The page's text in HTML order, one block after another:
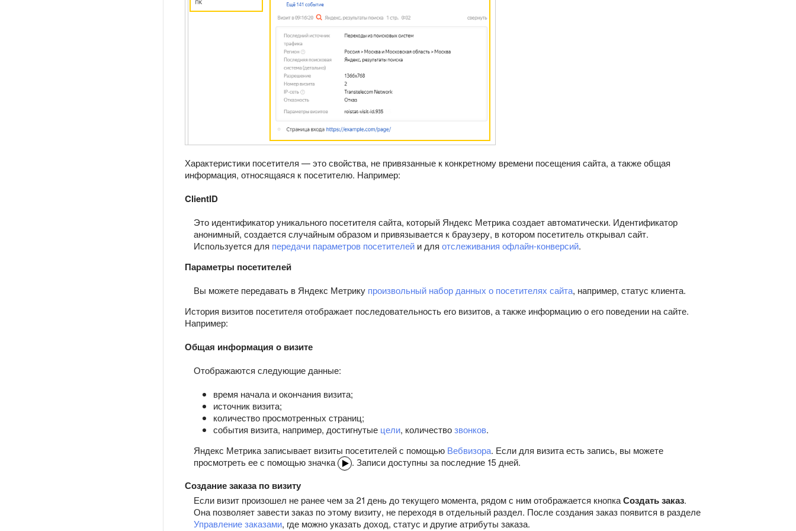
Характеристики посетителя — это свойства, не привязанные к конкретному времени посещения сайта, а также общая
информация, относящаяся к посетителю. Например:
ClientID
Это идентификатор уникального посетителя сайта, который Яндекс Метрика создает автоматически. Идентификатор
анонимный, создается случайным образом и привязывается к браузеру, в котором посетитель открывал сайт.
Используется для передачи параметров посетителей и для отслеживания офлайн-конверсий.
Параметры посетителей
Вы можете передавать в Яндекс Метрику произвольный набор данных о посетителях сайта, например, статус клиента.
История визитов посетителя отображает последовательность его визитов, а также информацию о его поведении на сайте.
Например:
Общая информация о визите
Отображаются следующие данные:
время начала и окончания визита;
источник визита;
количество просмотренных страниц;
события визита, например, достигнутые цели, количествозвонков.
Яндекс Метрика записывает визиты посетителей с помощью Вебвизора. Если для визита есть запись, вы можете
просмотреть ее с помощью значка
. Записи доступны за последние 15 дней.
Создание заказа по визиту
Если визит произошел не ранее чем за 21 день до текущего момента, рядом с ним отображается кнопкаСоздать заказ.
Она позволяет завести заказ по этому визиту, не переходя в отдельный раздел. После создания заказ появится в разделе
Управление заказами, где можно указать доход, статус и другие атрибуты заказа.